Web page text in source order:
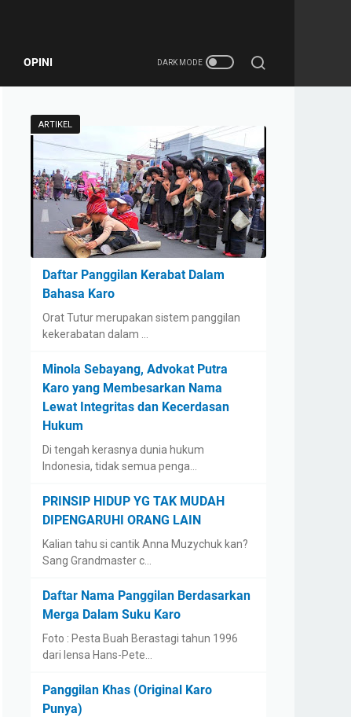
OPINI
ARTIKEL
Daftar Panggilan Kerabat Dalam
Bahasa Karo
Orat Tutur merupakan sistem panggilan
kekerabatan dalam …
Minola Sebayang, Advokat Putra
Karo yang Membesarkan Nama
Lewat Integritas dan Kecerdasan
Hukum
Di tengah kerasnya dunia hukum
Indonesia, tidak semua penga…
PRINSIP HIDUP YG TAK MUDAH
DIPENGARUHI ORANG LAIN
Kalian tahu si cantik Anna Muzychuk kan?
Sang Grandmaster c…
Daftar Nama Panggilan Berdasarkan
Merga Dalam Suku Karo
Foto : Pesta Buah Berastagi tahun 1996
dari lensa Hans-Pete…
Panggilan Khas (Original Karo
Punya)